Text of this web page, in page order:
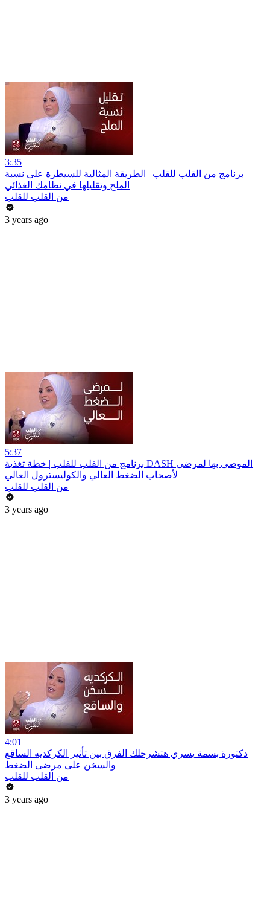
3:35
برنامج من القلب للقلب | الطريقة المثالية للسيطرة على نسبة
الملح وتقليلها في نظامك الغذائي
من القلب للقلب
3 years ago
5:37
برنامج من القلب للقلب | خطة تغذية DASH الموصى بها لمرضى
لأصحاب الضغط العالي والكوليسترول العالي
من القلب للقلب
3 years ago
4:01
دكتورة بسمة يسري هتشرحلك الفرق بين تأثير الكركديه الساقع
والسخن على مرضى الضغط
من القلب للقلب
3 years ago